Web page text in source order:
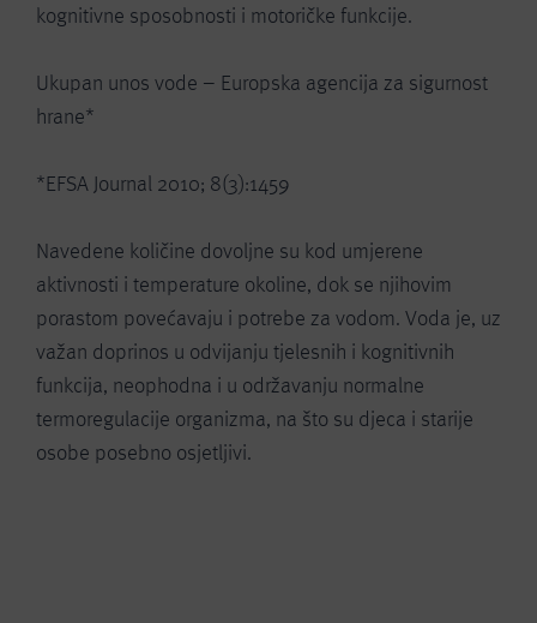
kognitivne sposobnosti i motoričke funkcije.
Ukupan unos vode – Europska agencija za sigurnost
hrane*
*EFSA Journal 2010; 8(3):1459
Navedene količine dovoljne su kod umjerene
aktivnosti i temperature okoline, dok se njihovim
porastom povećavaju i potrebe za vodom. Voda je, uz
važan doprinos u odvijanju tjelesnih i kognitivnih
funkcija, neophodna i u održavanju normalne
termoregulacije organizma, na što su djeca i starije
osobe posebno osjetljivi.